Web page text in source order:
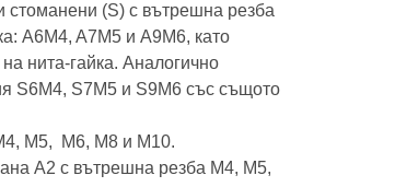
стоманени (S) с вътрешна резба
A6M4, A7M5 и A9M6, като
нита-гайка. Аналогично
S6M4, S7M5 и S9M6 със същото
М5, М6, М8 и М10.
А2 с вътрешна резба М4, М5,